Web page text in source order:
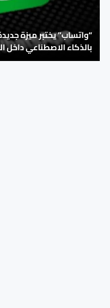
“واتساب” يختبر ميزة
بالذكاء الاصطناعي داخل